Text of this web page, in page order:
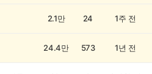
2.1만 24 1주 전
24.4만 573 1년 전